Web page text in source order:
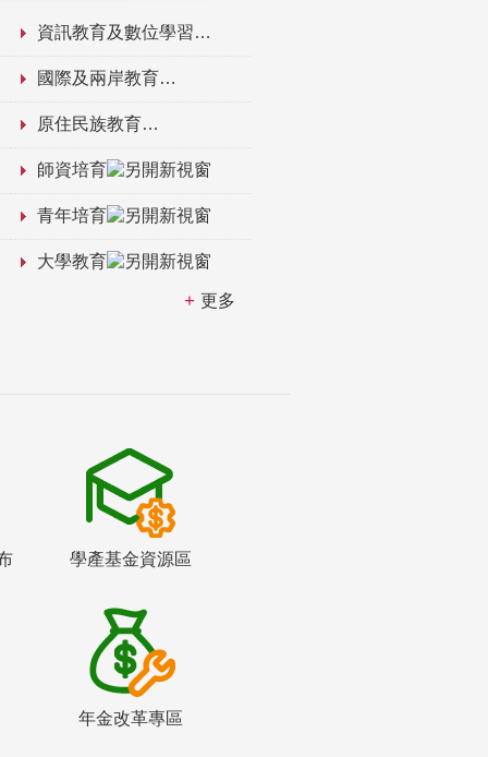
資訊教育及數位學習
國際及兩岸教育
原住民族教育
師資培育
青年培育
大學教育
更多
學產基金資源區
年金改革專區